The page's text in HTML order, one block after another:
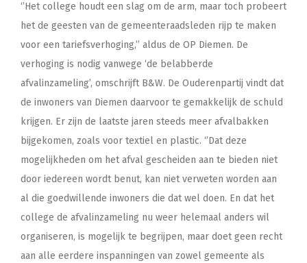
‘’Het college houdt een slag om de arm, maar toch probeert
het de geesten van de gemeenteraadsleden rijp te maken
voor een tariefsverhoging,’’ aldus de OP Diemen. De
verhoging is nodig vanwege ‘de belabberde
afvalinzameling’, omschrijft B&W. De Ouderenpartij vindt dat
de inwoners van Diemen daarvoor te gemakkelijk de schuld
krijgen. Er zijn de laatste jaren steeds meer afvalbakken
bijgekomen, zoals voor textiel en plastic. ‘’Dat deze
mogelijkheden om het afval gescheiden aan te bieden niet
door iedereen wordt benut, kan niet verweten worden aan
al die goedwillende inwoners die dat wel doen. En dat het
college de afvalinzameling nu weer helemaal anders wil
organiseren, is mogelijk te begrijpen, maar doet geen recht
aan alle eerdere inspanningen van zowel gemeente als